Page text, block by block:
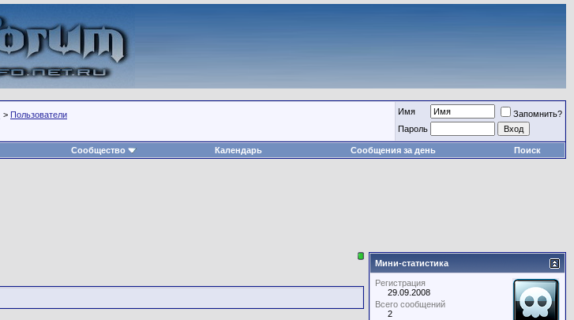
> Пользователи Имя
Запомнить?
Пароль
Сообщество Календарь Сообщения за день Поиск
Мини-статистика
Регистрация
29.09.2008
Всего сообщений
2